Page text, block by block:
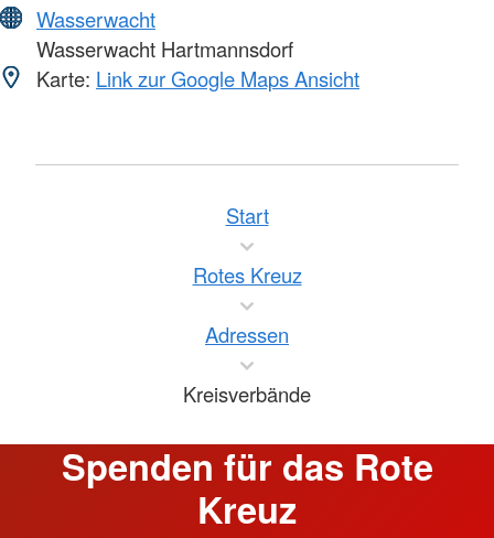
Wasserwacht
Wasserwacht Hartmannsdorf
Karte: Link zur Google Maps Ansicht
Start
Rotes Kreuz
Adressen
Kreisverbände
Spenden für das Rote
Kreuz